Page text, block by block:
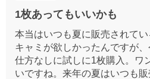
1枚あってもいいかも
本当はいつも夏に販売されて
キャミが欲しかったんですが
仕方なしに試しに1枚購入。ワ
いですね。来年の夏はいつも